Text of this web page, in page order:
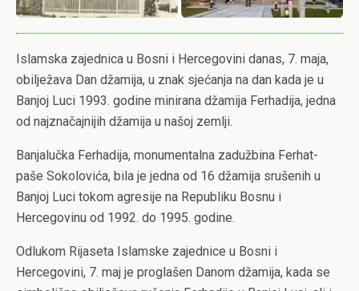
Islamska zajednica u Bosni i Hercegovini danas, 7. maja,
obilježava Dan džamija, u znak sjećanja na dan kada je u
Banjoj Luci 1993. godine minirana džamija Ferhadija, jedna
od najznačajnijih džamija u našoj zemlji.
Banjalučka Ferhadija, monumentalna zadužbina Ferhat-
paše Sokolovića, bila je jedna od 16 džamija srušenih u
Banjoj Luci tokom agresije na Republiku Bosnu i
Hercegovinu od 1992. do 1995. godine.
Odlukom Rijaseta Islamske zajednice u Bosni i
Hercegovini, 7. maj je proglašen Danom džamija, kada se